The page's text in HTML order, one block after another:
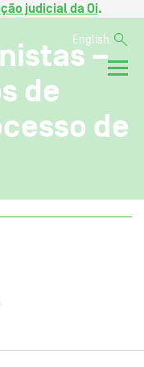
judicial da Oi.
English
–
de
de